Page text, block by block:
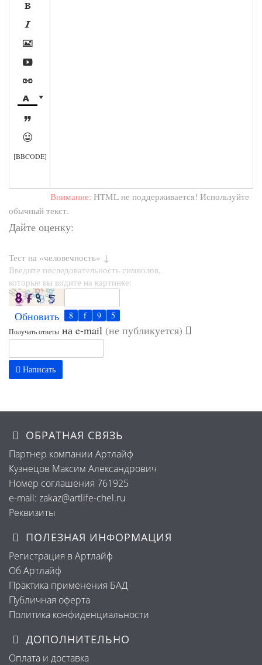









[BBCODE]
Внимание: HTML не поддерживается! Используйте
обычный текст.
Дайте оценку:
Тест на «человечность» ↓
Введите последовательность символов,
которые вы видите на картинке:
Обновить
Получать ответы на e-mail (не публикуется)
Написать
ОБРАТНАЯ СВЯЗЬ
Партнер компании Артлайф
Кузнецов Максим Александрович
Номер соглашения 761925
e-mail: zakaz@artlife-chel.ru
Реквизиты
ПОЛЕЗНАЯ ИНФОРМАЦИЯ
Регистрация в Артлайф
Об Артлайф
Практика применения БАД
Публичная оферта
Политика конфиденциальности
ДОПОЛНИТЕЛЬНО
Оплата и доставка